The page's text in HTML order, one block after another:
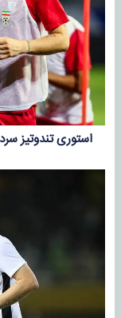
استوری تندوتیز